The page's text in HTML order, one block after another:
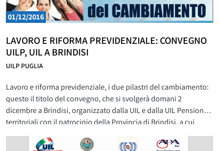
01/12/2016
LAVORO E RIFORMA PREVIDENZIALE: CONVEGNO
UILP, UIL A BRINDISI
UILP PUGLIA
Lavoro e riforma previdenziale, i due pilastri del cambiamento:
questo il titolo del convegno, che si svolgerà domani 2
dicembre a Brindisi, organizzato dalla UIL e dalla UIL Pensionati
territoriali con il patrocinio della Provincia di Brindisi, a cui
parteciperanno Carmelo Barbagallo Segretario generale
nazionale UIL, Romano Bellissima Segretario generale